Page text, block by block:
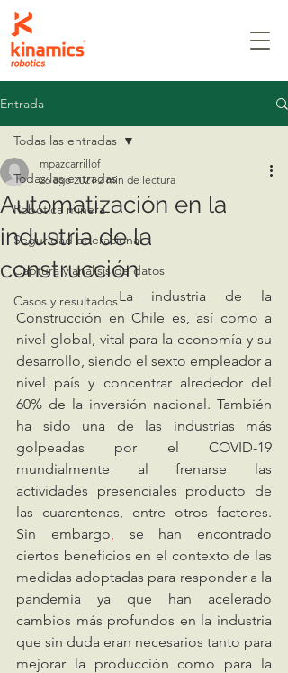
Entrada
Todas las entradas
Robótica minera
Seguridad operacional
Captura y análisis de datos
Casos y resultados
Todas las entradas
Automatización en la
industria de la
construcción
mpazcarrillof
26 ago 2021 2 min de lectura
		La industria de la
Construcción en Chile es, así como a
nivel global, vital para la economía y su
desarrollo, siendo el sexto empleador a
nivel país y concentrar alrededor del
60% de la inversión nacional. También
ha sido una de las industrias más
golpeadas por el COVID-19
mundialmente al frenarse las
actividades presenciales producto de
las cuarentenas, entre otros factores.
Sin embargo, se han encontrado
ciertos beneficios en el contexto de las
medidas adoptadas para responder a la
pandemia ya que han acelerado
cambios más profundos en la industria
que sin duda eran necesarios tanto para
mejorar la producción como para la